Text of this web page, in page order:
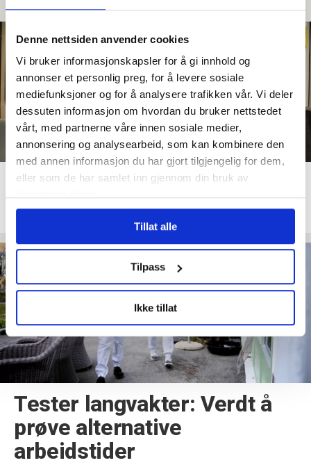
Denne nettsiden anvender cookies
Vi bruker informasjonskapsler for å gi innhold og
annonser et personlig preg, for å levere sosiale
mediefunksjoner og for å analysere trafikken vår. Vi deler
dessuten informasjon om hvordan du bruker nettstedet
vårt, med partnerne våre innen sosiale medier,
annonsering og analysearbeid, som kan kombinere den
med annen informasjon du har gjort tilgjengelig for dem,
eller som de har samlet inn gjennom din bruk av
Tillat alle
Tilpass
Ikke tillat
Her har de ansatte svart
belte i nattevask
Tester langvakter: Verdt å
prøve alternative
arbeidstider